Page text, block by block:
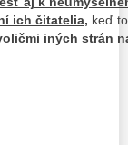
ich čitatelia, keď
iných strán